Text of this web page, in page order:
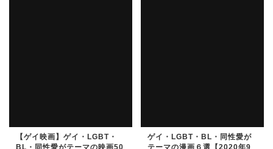
【ゲイ映画】ゲイ・LGBT・
ゲイ・LGBT・BL・同性愛が